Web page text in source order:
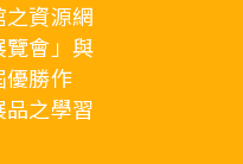
資源網
覽會」與
優勝作
品之學習